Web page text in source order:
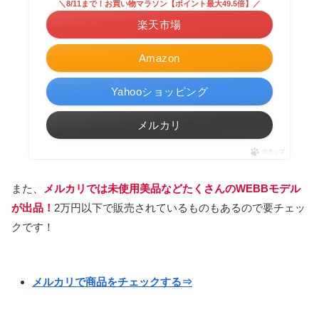
Amazon
＼8/11まで！お買い物マラソン【ポイント最大49.5倍】／
楽天市場
Yahooショッピング
メルカリ
ポチップ
また、
メルカリでは未使用美品などたくさんのWEBBモデル
が出品！ 2万円以下で販売されているものもあるので要チェッ
クです！
メルカリで商品をチェックする⇒